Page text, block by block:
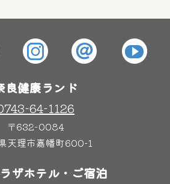
ボディケア
良健康ランド
64-1126
〒632-0084
天理市嘉幡町600-1
ザホテル・ご宿泊